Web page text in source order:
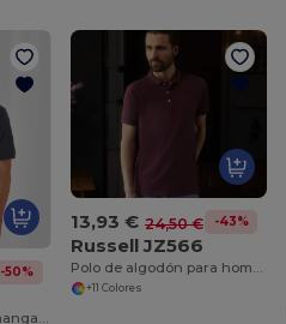
-50%
13,93 € 24,50 € -43%
Russell JZ566
+11 Colores